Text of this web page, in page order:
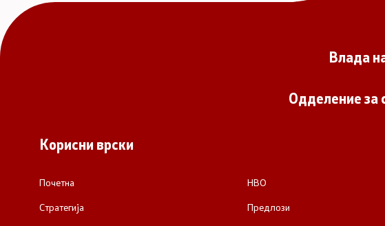
Влада
Одделение за
Корисни врски
Почетна
Стратегија
НВО
Предлози